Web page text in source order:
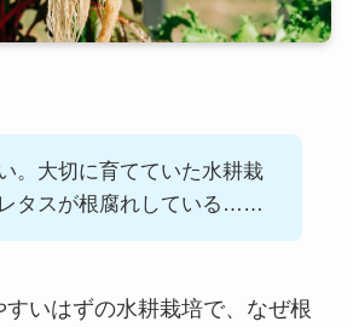
。大切に育てていた水耕栽
タスが根腐れしている……
いはずの水耕栽培で、なぜ根